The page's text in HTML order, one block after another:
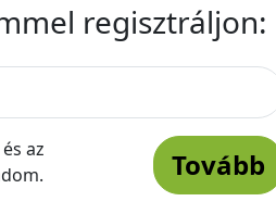
regisztráljon:
az
Tovább